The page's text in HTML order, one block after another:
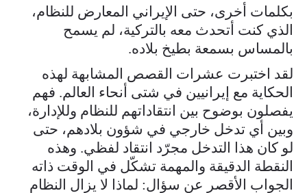
بكلمات أخرى، حتى الإيراني المعارض للنظام،
الذي كنت أتحدث معه بالتركية، لم يسمح
بالمساس بسمعة بطيخ بلاده.
لقد اختبرت عشرات القصص المشابهة لهذه
الحكاية مع إيرانيين في شتى أنحاء العالم. فهم
يفصلون بوضوح بين انتقاداتهم للنظام وللإدارة،
وبين أي تدخل خارجي في شؤون بلادهم، حتى
لو كان هذا التدخل مجرّد انتقاد لفظي. وهذه
النقطة الدقيقة والمهمة تشكّل في الوقت ذاته
الجواب الأقصر عن سؤال: لماذا لا يزال النظام